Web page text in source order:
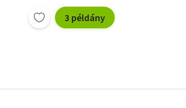
3 példány